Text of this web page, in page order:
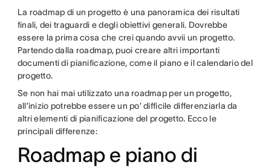
La roadmap di un progetto è una panoramica dei risultati
finali, dei traguardi e degli obiettivi generali. Dovrebbe
essere la prima cosa che crei quando avvii un progetto.
Partendo dalla roadmap, puoi creare altri importanti
documenti di pianificazione, come il piano e il calendario del
progetto.
Se non hai mai utilizzato una roadmap per un progetto,
all’inizio potrebbe essere un po’ difficile differenziarla da
altri elementi di pianificazione del progetto. Ecco le
principali differenze:
Roadmap e piano di